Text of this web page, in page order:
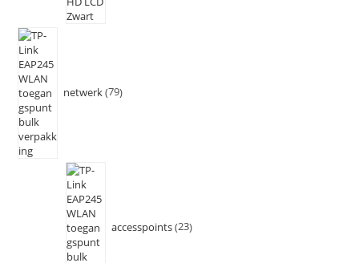
netwerk 79
accesspoints 23